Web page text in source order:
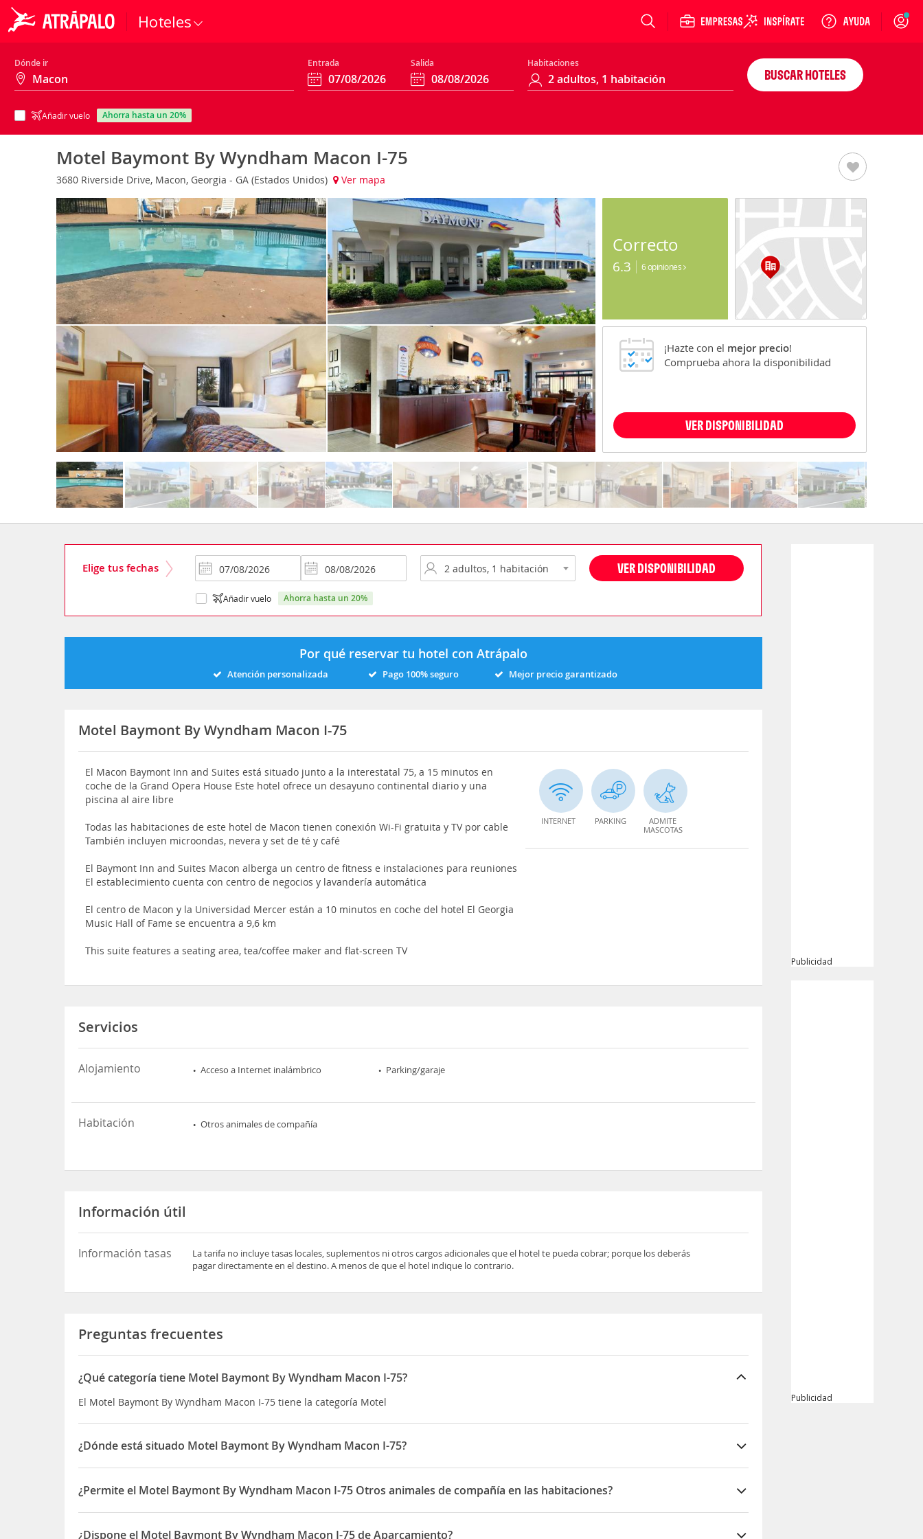
Hoteles Login
Dónde ir Entrada Salida Habitaciones
Añadir vuelo ahorra hasta un 20%
BUSCAR HOTELES
Motel Baymont By Wyndham Macon I-75
3680 Riverside Drive, Macon, Georgia - GA (Estados Unidos) Ver mapa
Correcto
6.3 6 opiniones
¡Hazte con el mejor precio!
Comprueba ahora la disponibilidad
VER DISPONIBILIDAD
Elige tus fechas VER DISPONIBILIDAD
Añadir vuelo ahorra hasta un 20%
Por qué reservar tu hotel con Atrápalo
Atención personalizada Pago 100% seguro Mejor precio garantizado
Motel Baymont By Wyndham Macon I-75
El Macon Baymont Inn and Suites está situado junto a la interestatal 75, a 15 minutos en
coche de la Grand Opera House Este hotel ofrece un desayuno continental diario y una
piscina al aire libre
Todas las habitaciones de este hotel de Macon tienen conexión Wi-Fi gratuita y TV por cable
También incluyen microondas, nevera y set de té y café
El Baymont Inn and Suites Macon alberga un centro de fitness e instalaciones para reuniones
El establecimiento cuenta con centro de negocios y lavandería automática
El centro de Macon y la Universidad Mercer están a 10 minutos en coche del hotel El Georgia
Music Hall of Fame se encuentra a 9,6 km
This suite features a seating area, tea/coffee maker and flat-screen TV
INTERNET PARKING
ADMITE
MASCOTAS
Servicios
Alojamiento Acceso a Internet inalámbrico Parking/garaje
Habitación Otros animales de compañía
Información útil
Información tasas
La tarifa no incluye tasas locales, suplementos ni otros cargos adicionales que el hotel te pueda cobrar; porque los deberás
pagar directamente en el destino. A menos de que el hotel indique lo contrario.
Preguntas frecuentes
¿Qué categoría tiene Motel Baymont By Wyndham Macon I-75?
El Motel Baymont By Wyndham Macon I-75 tiene la categoría Motel
¿Dónde está situado Motel Baymont By Wyndham Macon I-75?
El Motel Baymont By Wyndham Macon I-75 está situado en 3680 Riverside Drive
¿Permite el Motel Baymont By Wyndham Macon I-75 Otros animales de compañía en las habitaciones?
Sí, el Motel Baymont By Wyndham Macon I-75 permite Otros animales de compañía en las habitaciones
¿Dispone el Motel Baymont By Wyndham Macon I-75 de Aparcamiento?
Publicidad
Publicidad